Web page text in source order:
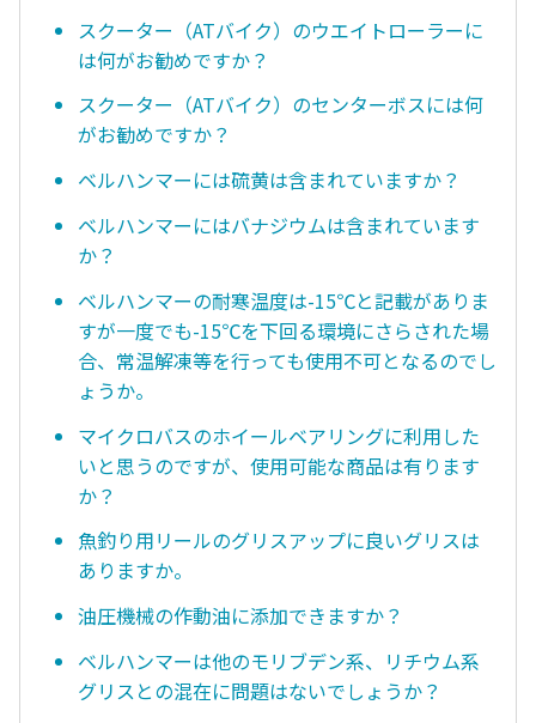
スクーター（ATバイク）のウエイトローラーに
は何がお勧めですか？
スクーター（ATバイク）のセンターボスには何
がお勧めですか？
ベルハンマーには硫黄は含まれていますか？
ベルハンマーにはバナジウムは含まれています
か？
ベルハンマーの耐寒温度は-15℃と記載がありま
すが一度でも-15℃を下回る環境にさらされた場
合、常温解凍等を行っても使用不可となるのでし
ょうか。
マイクロバスのホイールベアリングに利用した
いと思うのですが、使用可能な商品は有ります
か？
魚釣り用リールのグリスアップに良いグリスは
ありますか。
油圧機械の作動油に添加できますか？
ベルハンマーは他のモリブデン系、リチウム系
グリスとの混在に問題はないでしょうか？